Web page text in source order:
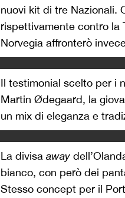
nuovi kit di tre Nazionali.
rispettivamente contro la
Norvegia affronterò
Il testimonial scelto per i
Martin Ødegaard, la
un mix di eleganza e
La divisaaway
bianco, con però dei
Stesso concept per il